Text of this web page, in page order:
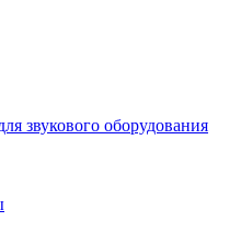
звукового оборудования